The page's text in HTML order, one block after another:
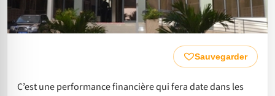
Sauvegarder
C’est une performance financière qui fera date dans les